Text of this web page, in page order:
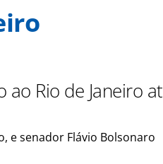
Rio de Janeiro
e senador Flávio Bolsonaro